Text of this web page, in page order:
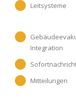
Leitsysteme
Integration
Mitteilungen